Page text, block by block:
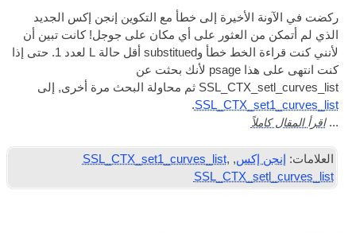
ركضت في الآونة الأخيرة إلى خطأ مع التكوين إنجن إكس الجديد
الذي لم أتمكن من العثور على أي مكان على جوجل! كانت تبين أن
لأنني كنت قراءة الخط خطأ وsubstitued أقل حالة L لعدد 1. حتى إذا
كنت انتهى على هذا psage لأنك بحثت عن
SSL_CTX_setl_curves_list ثم محاولة البحث مرة أخرى, إلى
SSL_CTX_set1_curves_list
.
...اقرأ المقال كاملاً
العلامات: إنجن إكس,
SSL_CTX_set1_curves_list,
SSL_CTX_setl_curves_list